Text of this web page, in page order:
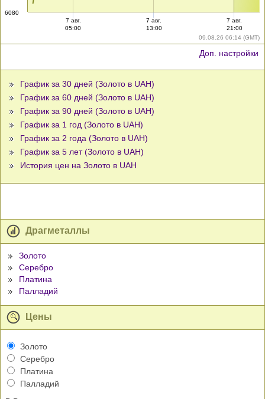
09.08.26 06:14 (GMT)
6080
7 авг.
05:00
7 авг.
13:00
7 авг.
21:00
Доп. настройки
График за 30 дней (Золото в UAH)
График за 60 дней (Золото в UAH)
График за 90 дней (Золото в UAH)
График за 1 год (Золото в UAH)
График за 2 года (Золото в UAH)
График за 5 лет (Золото в UAH)
История цен на Золото в UAH
Драгметаллы
Золото
Серебро
Платина
Палладий
Цены
Золото
Серебро
Платина
Палладий